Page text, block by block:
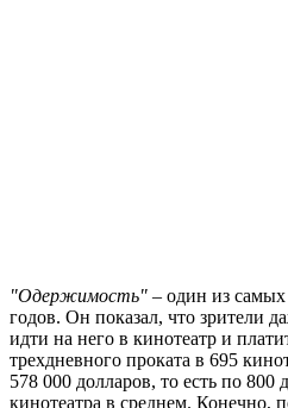
"Одержимость" – один из
годов. Он показал, что зрители
идти на него в кинотеатр и
трехдневного проката в 695
578 000 долларов, то есть по 800
кинотеатра в среднем. Конечно,